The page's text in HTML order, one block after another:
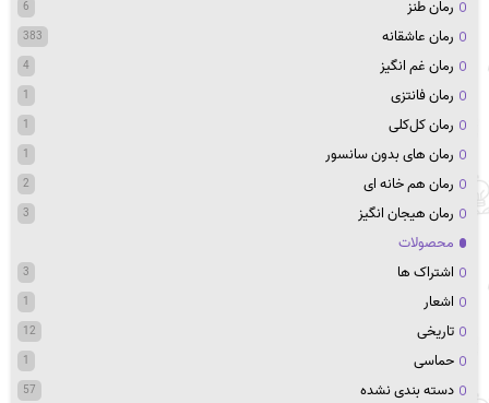
رمان طنز 6
رمان عاشقانه 383
رمان غم انگیز 4
رمان فانتزی 1
رمان کل‌کلی 1
رمان های بدون سانسور 1
رمان هم خانه ای 2
رمان هیجان انگیز 3
محصولات
اشتراک ها
3
اشعار 1
تاریخی 12
حماسی 1
دسته بندی نشده 57